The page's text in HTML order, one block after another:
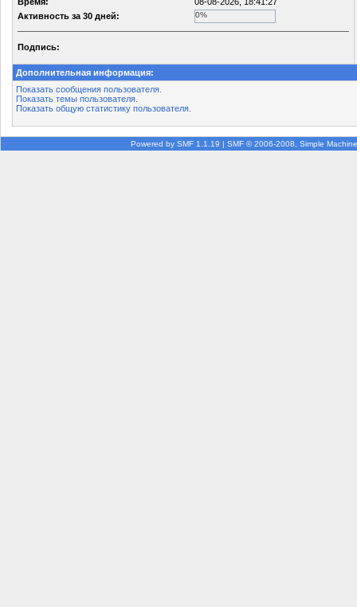
Активность за 30 дней:
0%
Подпись:
Дополнительная информация:
Показать сообщения пользователя.
Показать темы пользователя.
Показать общую статистику пользователя.
Powered by SMF 1.1.19 | SMF © 2006-2008, Simple